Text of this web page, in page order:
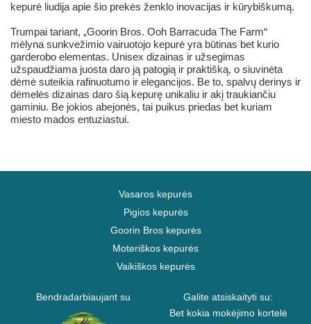
kepurė liudija apie šio prekės ženklo inovacijas ir kūrybiškumą.
Trumpai tariant, „Goorin Bros. Ooh Barracuda The Farm“
mėlyna sunkvežimio vairuotojo kepurė yra būtinas bet kurio
garderobo elementas. Unisex dizainas ir užsegimas
užspaudžiama juosta daro ją patogią ir praktišką, o siuvinėta
dėmė suteikia rafinuotumo ir elegancijos. Be to, spalvų derinys ir
dėmelės dizainas daro šią kepurę unikaliu ir akį traukiančiu
gaminiu. Be jokios abejonės, tai puikus priedas bet kuriam
miesto mados entuziastui.
Vasaros kepurės
Pigios kepurės
Goorin Bros kepurės
Moteriškos kepurės
Vaikiškos kepurės
Bendradarbiaujant su
Galite atsiskaityti su:
Bet kokia mokėjimo kortelė